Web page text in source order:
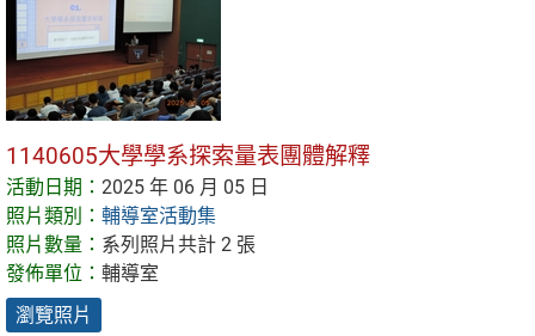
1140605大學學系探索量表團體解釋
活動日期： 2025 年 06 月 05 日
照片類別： 輔導室活動集
照片數量： 系列照片共計 2 張
發佈單位： 輔導室
瀏覽照片